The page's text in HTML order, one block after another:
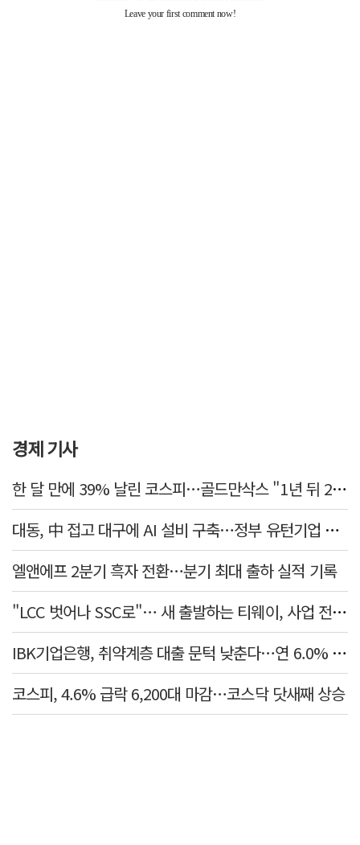
경제 기사
한 달 만에 39% 날린 코스피…골드만삭스 "1년 뒤 2배" 예상, 왜?
대동, 中 접고 대구에 AI 설비 구축…정부 유턴기업 선정
엘앤에프 2분기 흑자 전환…분기 최대 출하 실적 기록
"LCC 벗어나 SSC로"… 새 출발하는 티웨이, 사업 전략 발표
IBK기업은행, 취약계층 대출 문턱 낮춘다…연 6.0% 'i-ONE 햇살론 특례보증' 비대면 출시
코스피, 4.6% 급락 6,200대 마감…코스닥 닷새째 상승